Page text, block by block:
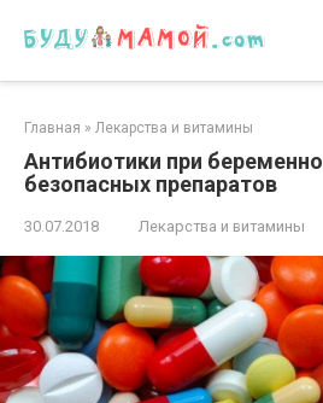
Главная » Лекарства и витамины
Антибиотики при
безопасных препаратов
30.07.2018 Лекарства и витамины